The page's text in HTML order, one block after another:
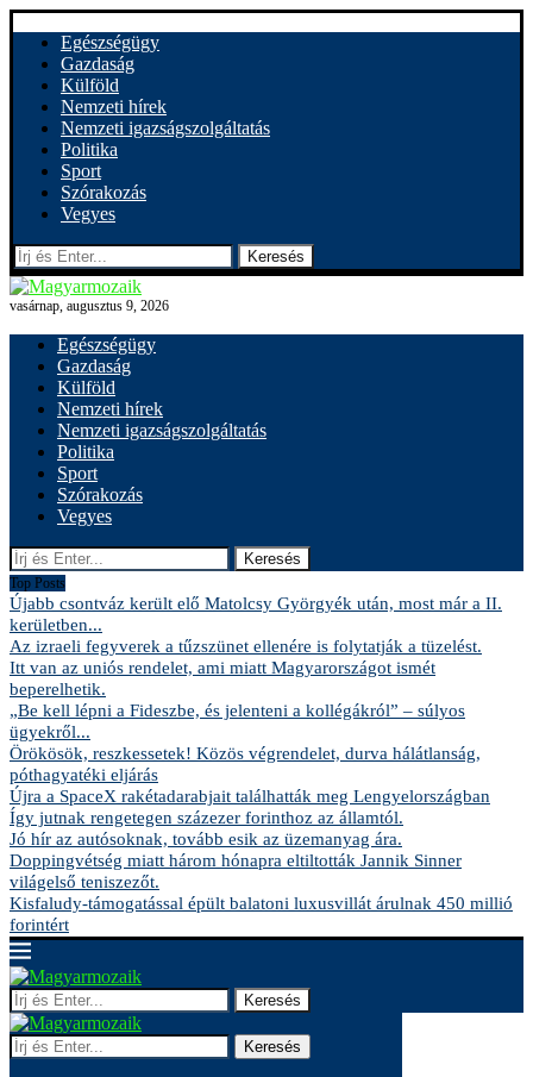
Egészségügy
Gazdaság
Külföld
Nemzeti hírek
Nemzeti igazságszolgáltatás
Politika
Sport
Szórakozás
Vegyes
Keresés
vasárnap, augusztus 9, 2026
Egészségügy
Gazdaság
Külföld
Nemzeti hírek
Nemzeti igazságszolgáltatás
Politika
Sport
Szórakozás
Vegyes
Keresés
Top Posts
Újabb csontváz került elő Matolcsy Györgyék után, most már a II.
kerületben...
Az izraeli fegyverek a tűzszünet ellenére is folytatják a tüzelést.
Itt van az uniós rendelet, ami miatt Magyarországot ismét
beperelhetik.
„Be kell lépni a Fideszbe, és jelenteni a kollégákról” – súlyos
ügyekről...
Örökösök, reszkessetek! Közös végrendelet, durva hálátlanság,
póthagyatéki eljárás
Újra a SpaceX rakétadarabjait találhatták meg Lengyelországban
Így jutnak rengetegen százezer forinthoz az államtól.
Jó hír az autósoknak, tovább esik az üzemanyag ára.
Doppingvétség miatt három hónapra eltiltották Jannik Sinner
világelső teniszezőt.
Kisfaludy-támogatással épült balatoni luxusvillát árulnak 450 millió
forintért
Keresés
Keresés